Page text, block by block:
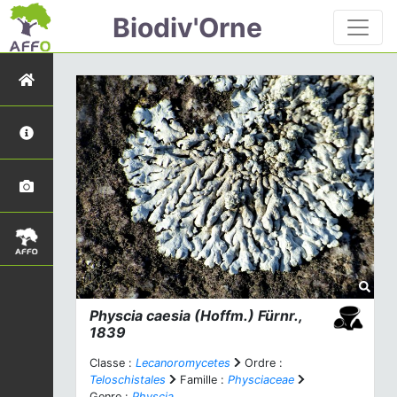
Biodiv'Orne
Physcia caesia (Hoffm.) Fürnr.,
1839
Classe : Lecanoromycetes
Ordre :
Teloschistales
Famille : Physciaceae